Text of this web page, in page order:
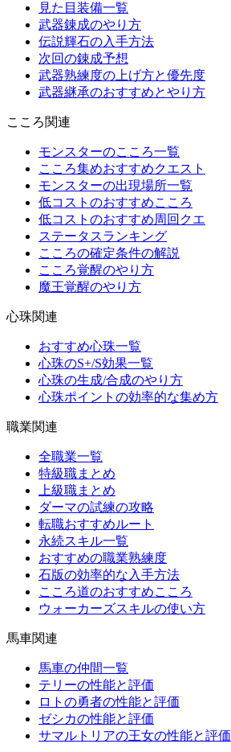
見た目装備一覧
武器錬成のやり方
伝説輝石の入手方法
次回の錬成予想
武器熟練度の上げ方と優先度
武器継承のおすすめとやり方
こころ関連
モンスターのこころ一覧
こころ集めおすすめクエスト
モンスターの出現場所一覧
低コストのおすすめこころ
低コストのおすすめ周回クエ
ステータスランキング
こころの確定条件の解説
こころ覚醒のやり方
魔王覚醒のやり方
心珠関連
おすすめ心珠一覧
心珠のS+/S効果一覧
心珠の生成/合成のやり方
心珠ポイントの効率的な集め方
職業関連
全職業一覧
特級職まとめ
上級職まとめ
ダーマの試練の攻略
転職おすすめルート
永続スキル一覧
おすすめの職業熟練度
石版の効率的な入手方法
こころ道のおすすめこころ
ウォーカーズスキルの使い方
馬車関連
馬車の仲間一覧
テリーの性能と評価
ロトの勇者の性能と評価
ゼシカの性能と評価
サマルトリアの王女の性能と評価